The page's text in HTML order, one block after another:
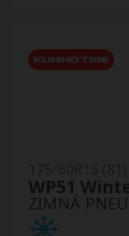
ZIMNÁ
WP51